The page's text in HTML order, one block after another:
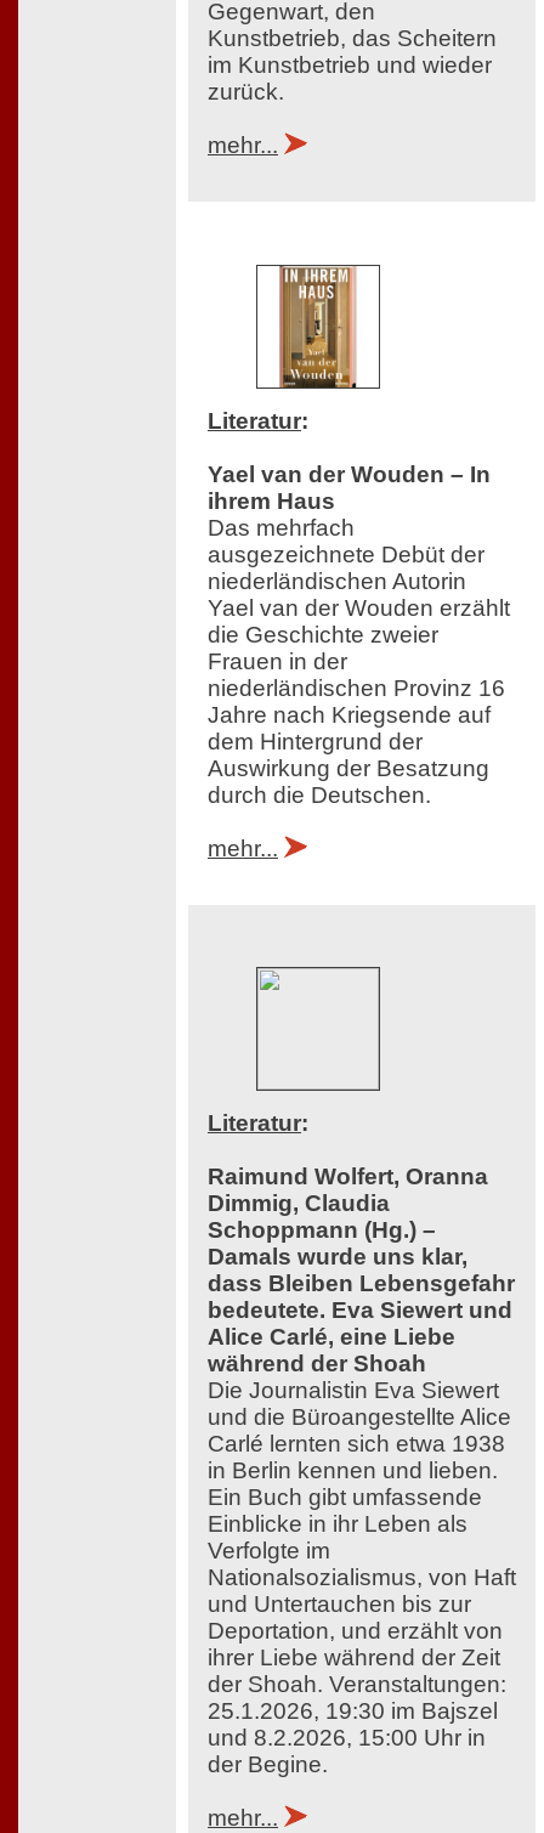
Gegenwart, den
Kunstbetrieb, das Scheitern
im Kunstbetrieb und wieder
zurück.
mehr...
Literatur:
Yael van der Wouden – In
ihrem Haus
Das mehrfach
ausgezeichnete Debüt der
niederländischen Autorin
Yael van der Wouden erzählt
die Geschichte zweier
Frauen in der
niederländischen Provinz 16
Jahre nach Kriegsende auf
dem Hintergrund der
Auswirkung der Besatzung
durch die Deutschen.
mehr...
Literatur:
Raimund Wolfert, Oranna
Dimmig, Claudia
Schoppmann (Hg.) –
Damals wurde uns klar,
dass Bleiben Lebensgefahr
bedeutete. Eva Siewert und
Alice Carlé, eine Liebe
während der Shoah
Die Journalistin Eva Siewert
und die Büroangestellte Alice
Carlé lernten sich etwa 1938
in Berlin kennen und lieben.
Ein Buch gibt umfassende
Einblicke in ihr Leben als
Verfolgte im
Nationalsozialismus, von Haft
und Untertauchen bis zur
Deportation, und erzählt von
ihrer Liebe während der Zeit
der Shoah. Veranstaltungen:
25.1.2026, 19:30 im Bajszel
und 8.2.2026, 15:00 Uhr in
der Begine.
mehr...